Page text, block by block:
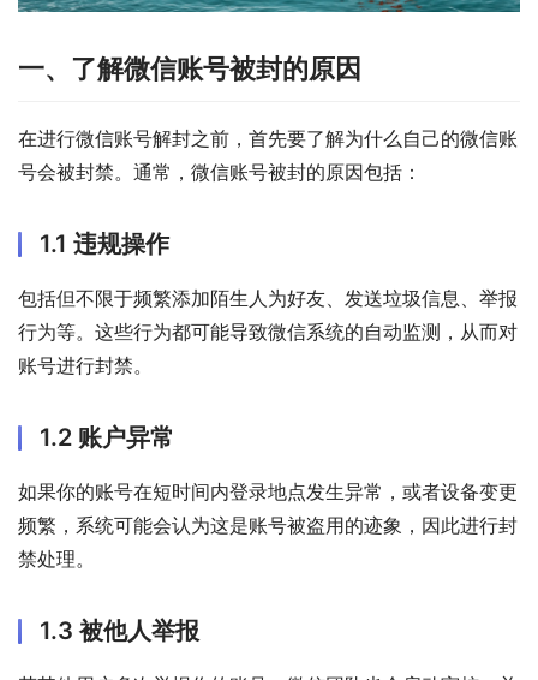
一、了解微信账号被封的原因
在进行微信账号解封之前，首先要了解为什么自己的微信账
号会被封禁。通常，微信账号被封的原因包括：
1.1 违规操作
包括但不限于频繁添加陌生人为好友、发送垃圾信息、举报
行为等。这些行为都可能导致微信系统的自动监测，从而对
账号进行封禁。
1.2 账户异常
如果你的账号在短时间内登录地点发生异常，或者设备变更
频繁，系统可能会认为这是账号被盗用的迹象，因此进行封
禁处理。
1.3 被他人举报